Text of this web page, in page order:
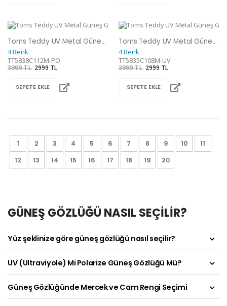
Toms Teddy UV Metal Güneş Gözlüğü
4 Renk
TT5838C112M-PO
3999 TL 2999 TL
SEPETE EKLE
Toms Teddy UV Metal Güneş Gözlüğü
4 Renk
TT5835C108M-UV
3999 TL 2999 TL
SEPETE EKLE
1 2 3 4 5 6 7 8 9 10
11
12
13 14 15 16 17 18 19 20
GÜNEŞ GÖZLÜĞÜ NASIL SEÇİLİR?
Yüz şeklinize göre güneş gözlüğü nasıl seçilir?
UV (Ultraviyole) Mi Polarize Güneş Gözlüğü Mü?
Güneş Gözlüğünde Mercek ve Cam Rengi Seçimi